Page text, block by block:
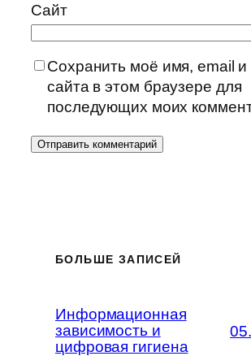
Сайт
Сохранить моё имя, email и
сайта в этом браузере для
последующих моих
БОЛЬШЕ ЗАПИСЕЙ
Информационная
зависимость и
цифровая гигиена